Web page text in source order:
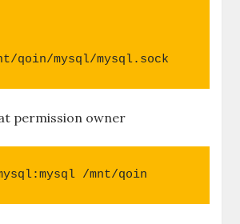
qoin/mysql/mysql.sock
permission owner
/mnt/qoin